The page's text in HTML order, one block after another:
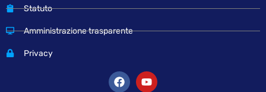
Statuto
Amministrazione trasparente
Privacy